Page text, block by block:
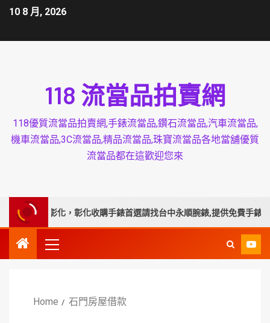
10 8 月, 2026
118 流當品拍賣網
118優質流當品拍賣網,手錶流當品,鑽石流當品,汽車流當品,
機車流當品,3C流當品,精品流當品,珠寶流當品各地當舖優質
流當品都在這歡迎您來
伸服務彰化，彰化收購手錶首選請找台中永順腕錶,提供免費手錶換電
Home 石門房屋借款